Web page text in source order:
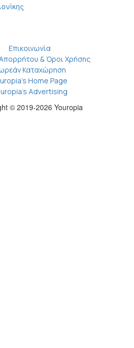
Επικοινωνία
Απορρήτου & Όροι Χρήσης
Καταχώρηση
Home Page
Advertising
© 2019-2026 Youropia